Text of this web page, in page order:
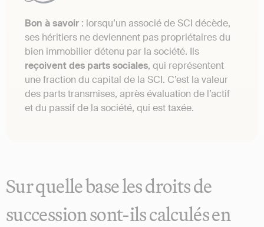
Bon à savoir : lorsqu’un associé de SCI décède,
ses héritiers ne deviennent pas propriétaires du
bien immobilier détenu par la société. Ils
reçoivent des parts sociales, qui représentent
une fraction du capital de la SCI. C’est la valeur
des parts transmises, après évaluation de l’actif
et du passif de la société, qui est taxée.
Sur quelle base les droits de
succession sont-ils calculés en